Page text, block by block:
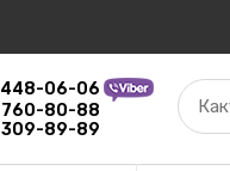
448-06-06
760-80-88
309-89-89